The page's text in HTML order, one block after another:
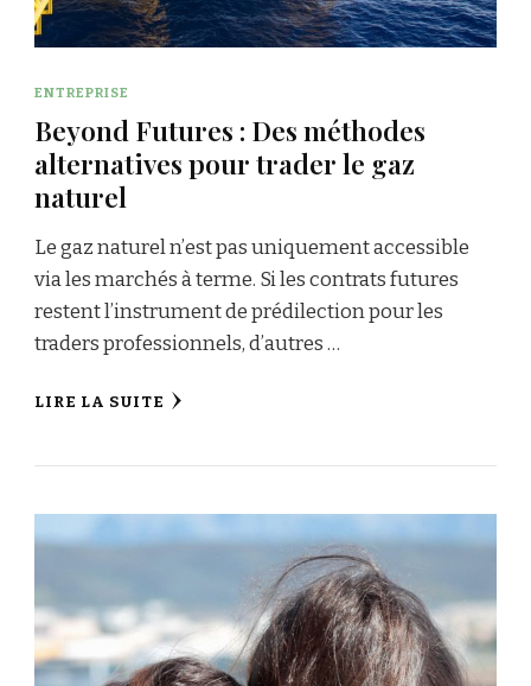
ENTREPRISE
Beyond Futures : Des méthodes
alternatives pour trader le gaz
naturel
Le gaz naturel n’est pas uniquement accessible
via les marchés à terme. Si les contrats futures
restent l’instrument de prédilection pour les
traders professionnels, d’autres …
LIRE LA SUITE